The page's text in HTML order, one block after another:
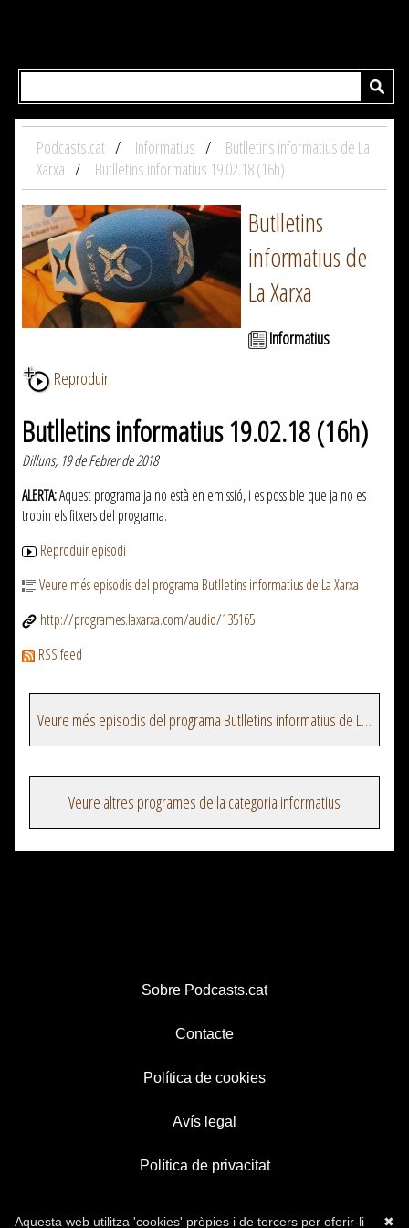
Podcasts.cat Informatius
Butlletins informatius de La
Xarxa
Butlletins informatius 19.02.18 (16h)
Butlletins
informatius de
La Xarxa
Informatius
Reproduir
Butlletins informatius 19.02.18 (16h)
Dilluns, 19 de Febrer de 2018
ALERTA:Aquest programa ja no està en emissió, i es possible que ja no es
trobin els fitxers del programa.
Reproduir episodi
Veure més episodis del programa Butlletins informatius de La Xarxa
http://programes.laxarxa.com/audio/135165
RSS feed
Veure més episodis del programa Butlletins informatius de La Xarxa
Veure altres programes de la categoria informatius
Sobre Podcasts.cat
Contacte
Política de cookies
Avís legal
Política de privacitat
✖
Aquesta web utilitza 'cookies' pròpies i de tercers per oferir-li